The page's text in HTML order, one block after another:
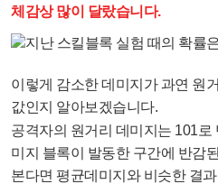
체감상 많이 달랐습니다.
지난 스킬블록 실험 때의 확률
이렇게 감소한 데미지가 과연 원
값인지 알아보겠습니다.
공격자의 원거리 데미지는 101로
미지 블록이 발동한 구간에 반감
본다면 평균데미지와 비슷한 결